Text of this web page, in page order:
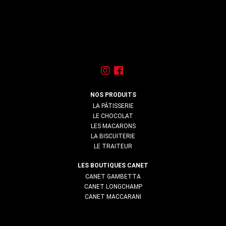
NOS PRODUITS
LA PÂTISSERIE
LE CHOCOLAT
LES MACARONS
LA BISCUITERIE
LE TRAITEUR
LES BOUTIQUES CANET
CANET GAMBETTA
CANET LONGCHAMP
CANET MACCARANI